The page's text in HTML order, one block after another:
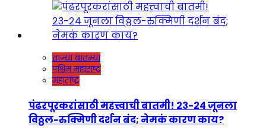
ताज्या बातम्या
पश्चिम महाराष्ट्र
महाराष्ट्र
पंढरपूरकरांसाठी महत्त्वाची बातमी! २३-२४ जूनला
विठ्ठल-रुक्मिणी दर्शन बंद; नेमकं कारण काय?